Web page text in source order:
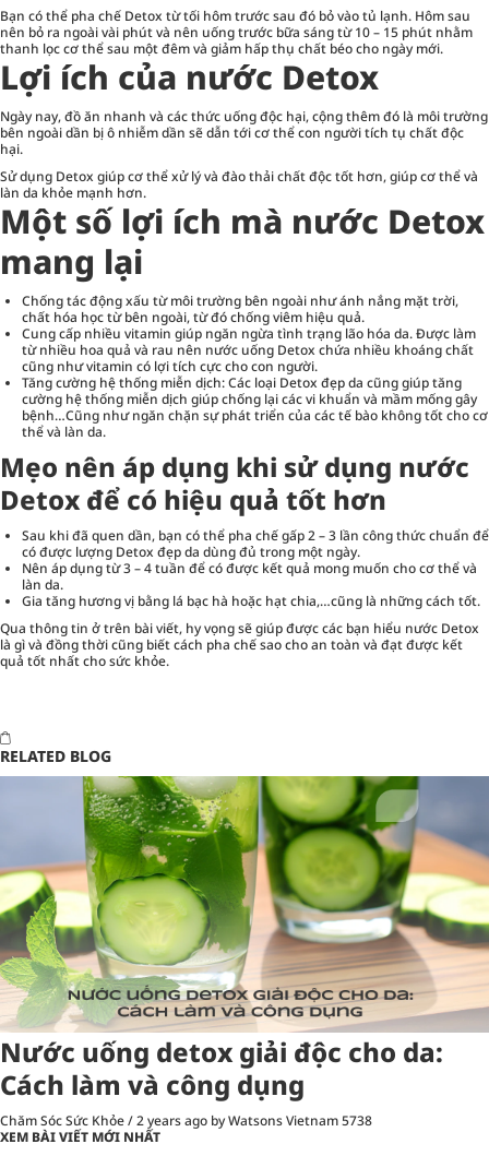
Bạn có thể pha chế Detox từ tối hôm trước sau đó bỏ vào tủ lạnh. Hôm sau
nên bỏ ra ngoài vài phút và nên uống trước bữa sáng từ 10 – 15 phút nhằm
thanh lọc cơ thể sau một đêm và giảm hấp thụ chất béo cho ngày mới.
Lợi ích của nước Detox
Ngày nay, đồ ăn nhanh và các thức uống độc hại, cộng thêm đó là môi trường
bên ngoài dần bị ô nhiễm dần sẽ dẫn tới cơ thể con người tích tụ chất độc
hại.
Sử dụng Detox giúp cơ thể xử lý và đào thải chất độc tốt hơn, giúp cơ thể và
làn da khỏe mạnh hơn.
Một số lợi ích mà nước Detox
mang lại
Chống tác động xấu từ môi trường bên ngoài như ánh nắng mặt trời,
chất hóa học từ bên ngoài, từ đó chống viêm hiệu quả.
Cung cấp nhiều vitamin giúp ngăn ngừa tình trạng lão hóa da. Được làm
từ nhiều hoa quả và rau nên nước uống Detox chứa nhiều khoáng chất
cũng như vitamin có lợi tích cực cho con người.
Tăng cường hệ thống miễn dịch: Các loại Detox đẹp da cũng giúp tăng
cường hệ thống miễn dịch giúp chống lại các vi khuẩn và mầm mống gây
bệnh…Cũng như ngăn chặn sự phát triển của các tế bào không tốt cho cơ
thể và làn da.
Mẹo nên áp dụng khi sử dụng nước
Detox để có hiệu quả tốt hơn
Sau khi đã quen dần, bạn có thể pha chế gấp 2 – 3 lần công thức chuẩn để
có được lượng Detox đẹp da dùng đủ trong một ngày.
Nên áp dụng từ 3 – 4 tuần để có được kết quả mong muốn cho cơ thể và
làn da.
Gia tăng hương vị bằng lá bạc hà hoặc hạt chia,…cũng là những cách tốt.
Qua thông tin ở trên bài viết, hy vọng sẽ giúp được các bạn hiểu nước Detox
là gì và đồng thời cũng biết cách pha chế sao cho an toàn và đạt được kết
quả tốt nhất cho sức khỏe.
RELATED BLOG
Nước uống detox giải độc cho da:
Cách làm và công dụng
Chăm Sóc Sức Khỏe/2 years ago by Watsons Vietnam5738
XEM BÀI VIẾT MỚI NHẤT